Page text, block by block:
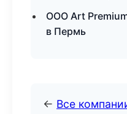
ООО Art
в Пермь
← Все